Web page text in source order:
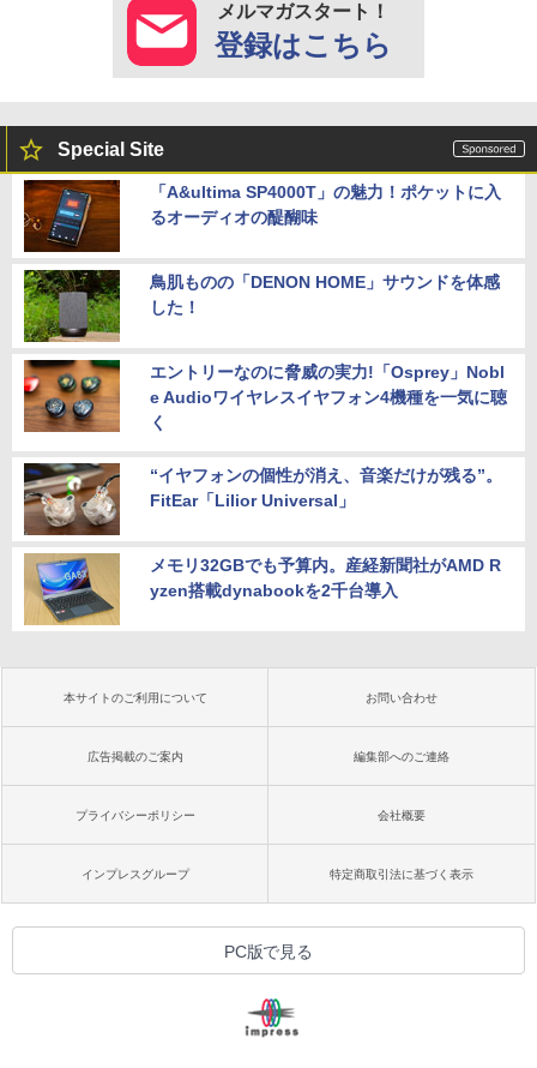
メルマガスタート！
登録はこちら
Special Site
「A&ultima SP4000T」の魅力！ポケットに入
るオーディオの醍醐味
鳥肌ものの「DENON HOME」サウンドを体感
した！
エントリーなのに脅威の実力!「Osprey」Nobl
e Audioワイヤレスイヤフォン4機種を一気に聴
く
“イヤフォンの個性が消え、音楽だけが残る”。
FitEar「Lilior Universal」
メモリ32GBでも予算内。産経新聞社がAMD R
yzen搭載dynabookを2千台導入
本サイトのご利用について お問い合わせ
広告掲載のご案内 編集部へのご連絡
プライバシーポリシー 会社概要
インプレスグループ 特定商取引法に基づく表示
PC版で見る